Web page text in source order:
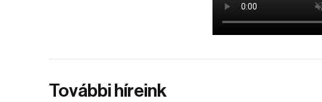
További híreink